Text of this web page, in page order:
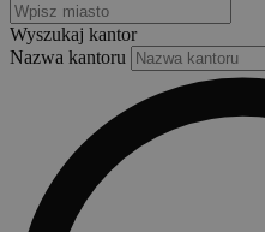
Wyszukaj kantor
Nazwa kantoru